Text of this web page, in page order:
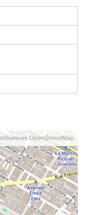
OpenStreetMap